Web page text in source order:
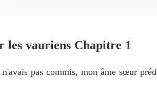
secrète de mes propres parents. Ils
les vauriens Chapitre 1
pas commis, mon âme sœur